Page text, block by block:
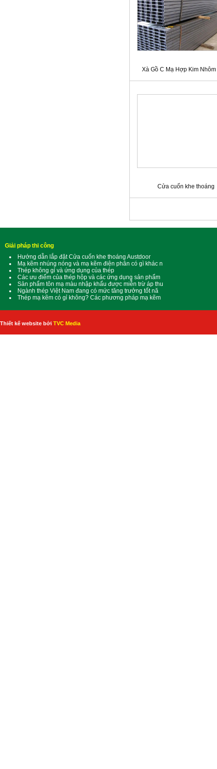
Xà Gồ C Mạ Hợp Kim
Cửa cuốn khe thoáng
Giải pháp thi công
Hướng dẫn lắp đặt Cửa cuốn khe thoáng Austdoor
Mạ kẽm nhúng nóng và mạ kẽm điện phân có gì khác n
Thép không gỉ và ứng dụng của thép
Các ưu điểm của thép hộp và các ứng dụng sản phẩm
Sản phẩm tôn mạ màu nhập khẩu được miễn trừ áp thu
Ngành thép Việt Nam đang có mức tăng trưởng tốt nă
Thép mạ kẽm có gỉ không? Các phương pháp mạ kẽm
Thiết kế website bởi TVC Media